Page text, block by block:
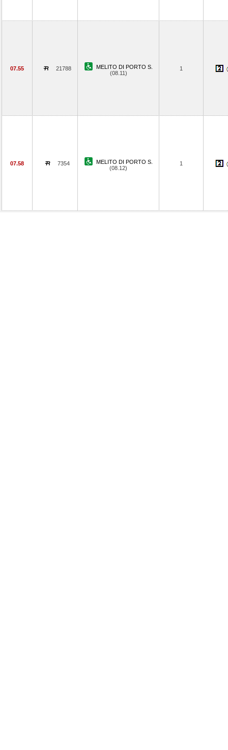
07.55 21788
MELITO DI PORTO S.
(08.11)
1
07.58 7354
MELITO DI PORTO S.
(08.12)
1